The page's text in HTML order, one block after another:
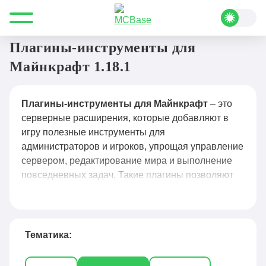
Все для Minecraft Плагины Инструменты
Плагины-инструменты для
Майнкрафт 1.18.1
Плагины-инструменты для Майнкрафт – это
серверные расширения, которые добавляют в
игру полезные инструменты для
администраторов и игроков, упрощая управление
сервером, редактирование мира и выполнение
повседневных задач. Такие плагины позволяют
привилегии, а также автоматизировать рутинные
массового редактирования блоков, WorldGuard
Тематика: